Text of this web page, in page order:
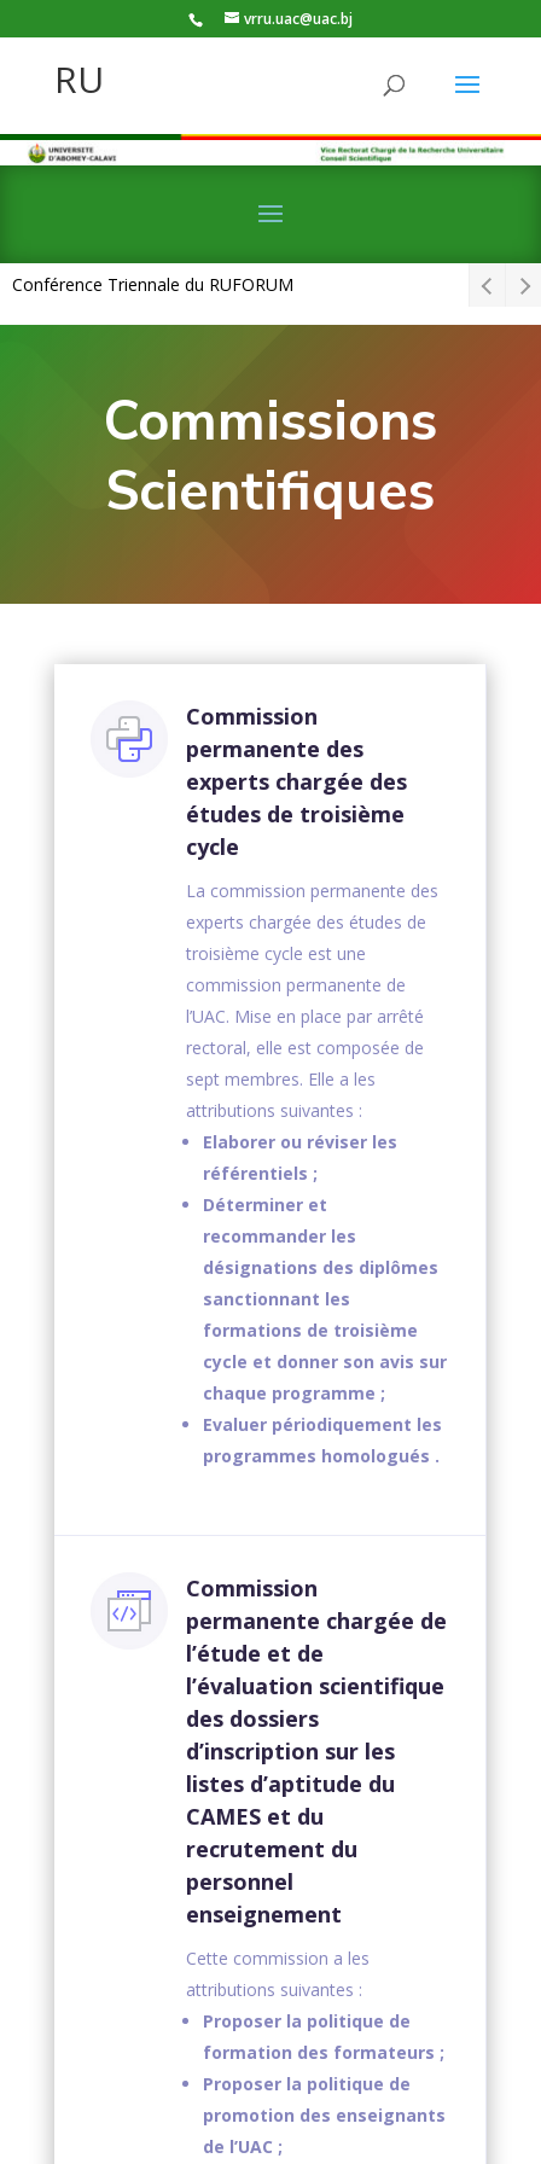
vrru.uac@uac.bj
RU
Conférence Triennale du RUFORUM
Commissions
Scientifiques
Commission
permanente des
experts chargée des
études de troisième
cycle
La commission permanente des
experts chargée des études de
troisième cycle est une
commission permanente de
l’UAC. Mise en place par arrêté
rectoral, elle est composée de
sept membres. Elle a les
attributions suivantes :
Elaborer ou réviser les
référentiels ;
Déterminer et
recommander les
désignations des diplômes
sanctionnant les
formations de troisième
cycle et donner son avis sur
chaque programme ;
Evaluer périodiquement les
programmes homologués .
Commission
permanente chargée de
l’étude et de
l’évaluation scientifique
des dossiers
d’inscription sur les
listes d’aptitude du
CAMES et du
recrutement du
personnel
enseignement
Cette commission a les
attributions suivantes :
Proposer la politique de
formation des formateurs ;
Proposer la politique de
promotion des enseignants
de l’UAC ;